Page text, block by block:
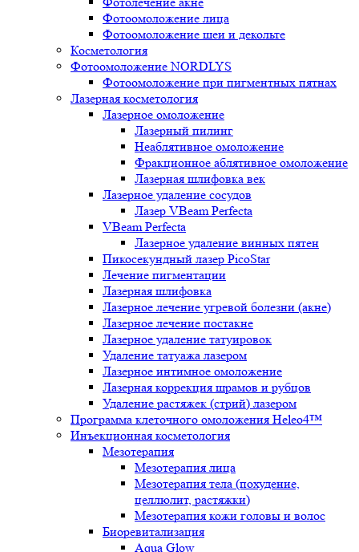
Фотоомоложение лица
Фотоомоложение шеи и декольте
Косметология
Фотоомоложение NORDLYS
Фотоомоложение при пигментных пятнах
Лазерная косметология
Лазерное омоложение
Лазерный пилинг
Неаблятивное омоложение
Фракционное аблятивное омоложение
Лазерная шлифовка век
Лазерное удаление сосудов
Лазер VBeam Perfecta
VBeam Perfecta
Лазерное удаление винных пятен
Пикосекундный лазер PicoStar
Лечение пигментации
Лазерная шлифовка
Лазерное лечение угревой болезни (акне)
Лазерное лечение постакне
Лазерное удаление татуировок
Удаление татуажа лазером
Лазерное интимное омоложение
Лазерная коррекция шрамов и рубцов
Удаление растяжек (стрий) лазером
Программа клеточного омоложения Heleo4™
Инъекционная косметология
Мезотерапия
Мезотерапия лица
Мезотерапия тела (похудение,
целлюлит, растяжки)
Мезотерапия кожи головы и волос
Биоревитализация
Aqua Glow